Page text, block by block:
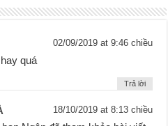
02/09/2019 at 9:46 chiều
quá
Trả lời
18/10/2019 at 8:13 chiều